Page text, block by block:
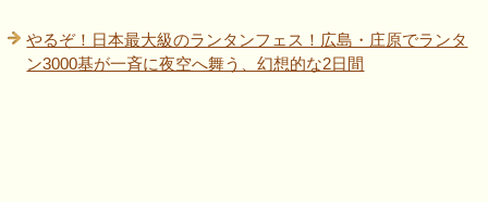
やるぞ！日本最大級のランタンフェス！広島・庄原でランタ
ン3000基が一斉に夜空へ舞う、幻想的な2日間